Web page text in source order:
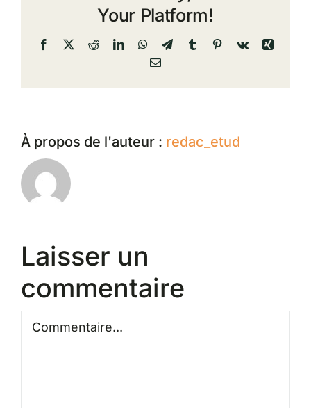
Your Platform!
Facebook
X RedditLinkedInWhatsApp
TelegramTumblrPinterest
Vk
Xing
Email
À propos de l'auteur : redac_etud
Laisser un
commentaire
Commentaire